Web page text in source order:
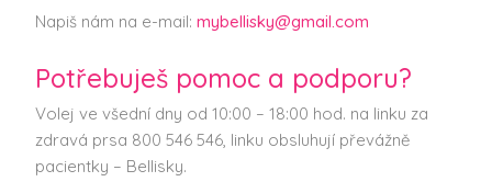
Napiš nám na e-mail: mybellisky@gmail.com
Potřebuješ pomoc a podporu?
Volej ve všední dny od 10:00 – 18:00 hod. na linku za
zdravá prsa 800 546 546, linku obsluhují převážně
pacientky – Bellisky.